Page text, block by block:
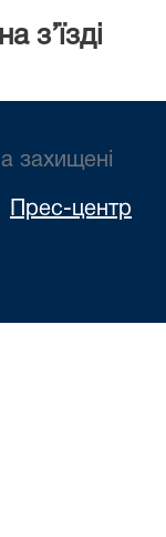
з’їзді
захищені
Прес-центр